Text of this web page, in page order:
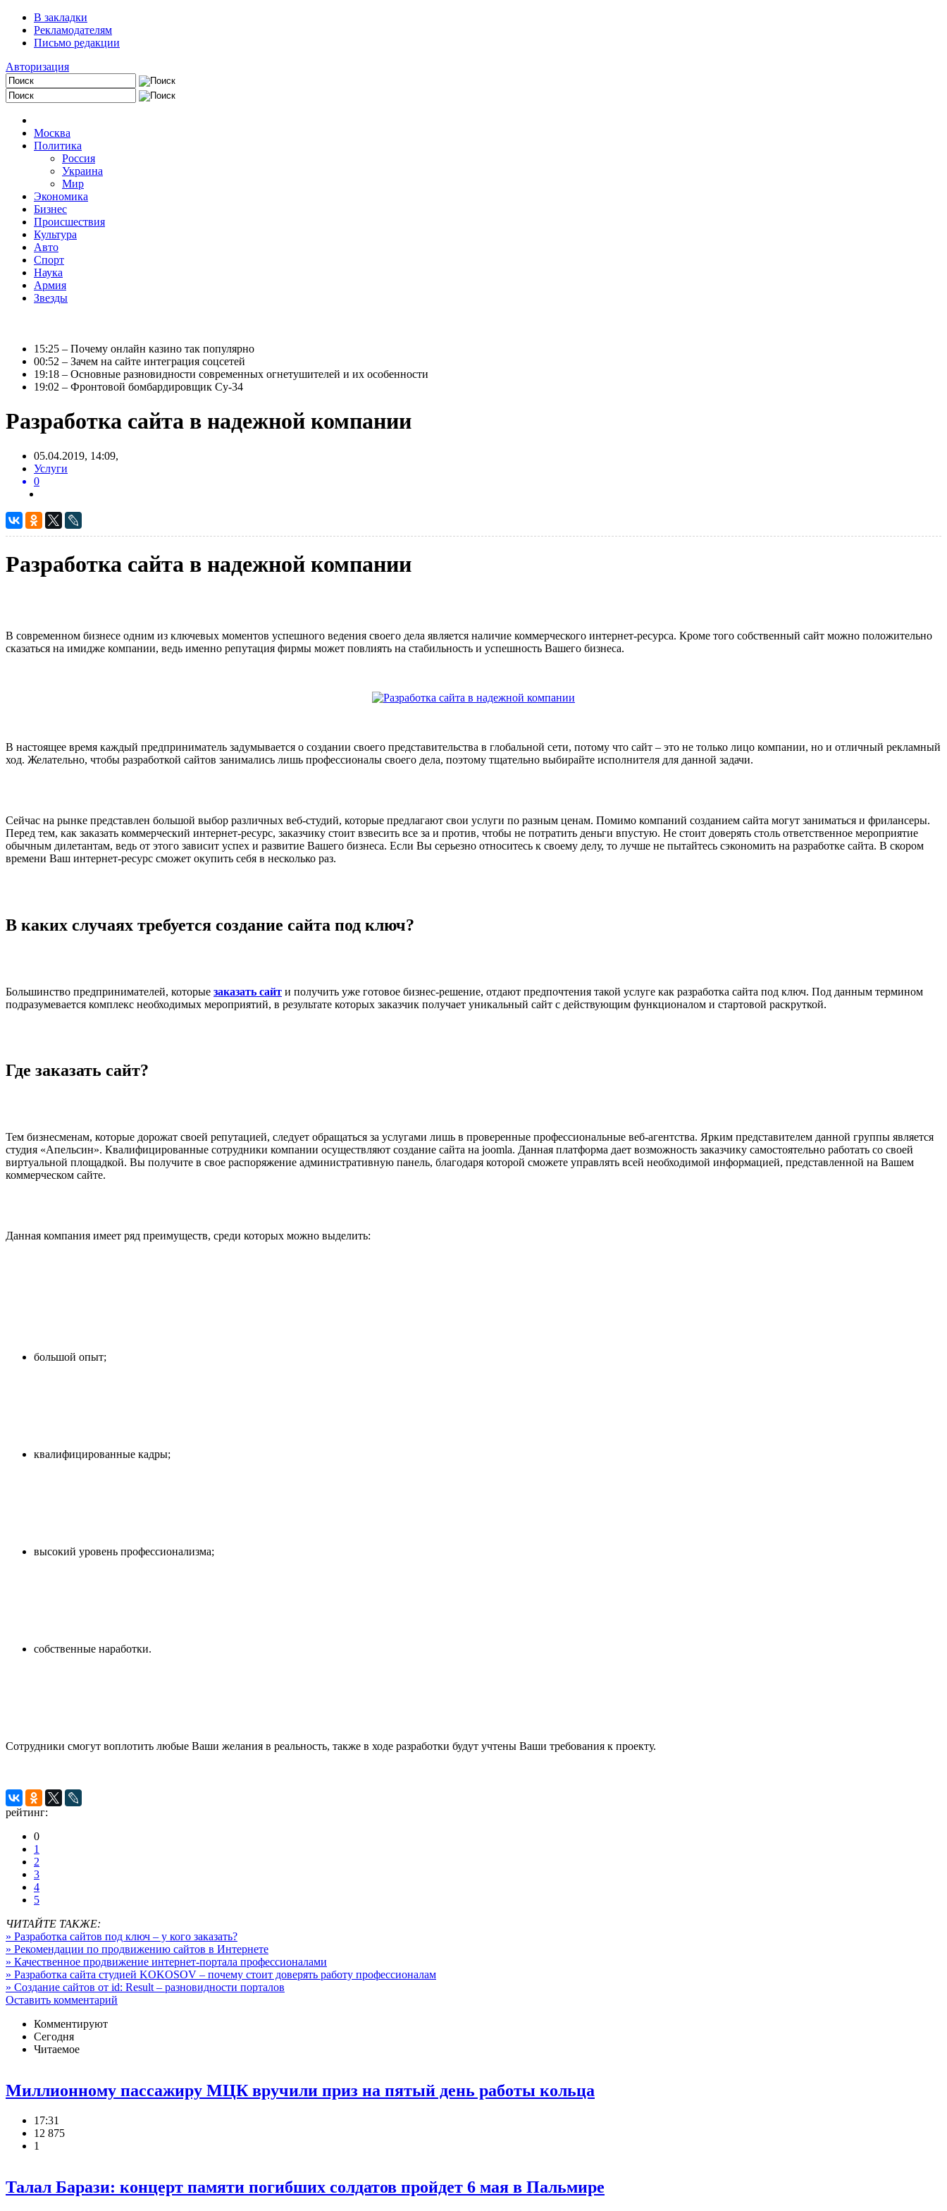
В закладки
Рекламодателям
Письмо редакции
Авторизация
Москва
Политика
Россия
Украина
Мир
Экономика
Бизнес
Происшествия
Культура
Авто
Спорт
Наука
Армия
Звезды
15:25 – Почему онлайн казино так популярно
00:52 – Зачем на сайте интеграция соцсетей
19:18 – Основные разновидности современных огнетушителей и их особенности
19:02 – Фронтовой бомбардировщик Су-34
Разработка сайта в надежной компании
05.04.2019, 14:09,
Услуги
0
Разработка сайта в надежной компании
В современном бизнесе одним из ключевых моментов успешного ведения своего дела является наличие коммерческого интернет-ресурса. Кроме того собственный сайт можно положительно
сказаться на имидже компании, ведь именно репутация фирмы может повлиять на стабильность и успешность Вашего бизнеса.
В настоящее время каждый предприниматель задумывается о создании своего представительства в глобальной сети, потому что сайт – это не только лицо компании, но и отличный рекламный
ход. Желательно, чтобы разработкой сайтов занимались лишь профессионалы своего дела, поэтому тщательно выбирайте исполнителя для данной задачи.
Сейчас на рынке представлен большой выбор различных веб-студий, которые предлагают свои услуги по разным ценам. Помимо компаний созданием сайта могут заниматься и фрилансеры.
Перед тем, как заказать коммерческий интернет-ресурс, заказчику стоит взвесить все за и против, чтобы не потратить деньги впустую. Не стоит доверять столь ответственное мероприятие
обычным дилетантам, ведь от этого зависит успех и развитие Вашего бизнеса. Если Вы серьезно относитесь к своему делу, то лучше не пытайтесь сэкономить на разработке сайта. В скором
времени Ваш интернет-ресурс сможет окупить себя в несколько раз.
В каких случаях требуется создание сайта под ключ?
Большинство предпринимателей, которые заказать сайт и получить уже готовое бизнес-решение, отдают предпочтения такой услуге как разработка сайта под ключ. Под данным термином
подразумевается комплекс необходимых мероприятий, в результате которых заказчик получает уникальный сайт с действующим функционалом и стартовой раскруткой.
Где заказать сайт?
Тем бизнесменам, которые дорожат своей репутацией, следует обращаться за услугами лишь в проверенные профессиональные веб-агентства. Ярким представителем данной группы является
студия «Апельсин». Квалифицированные сотрудники компании осуществляют создание сайта на joomla. Данная платформа дает возможность заказчику самостоятельно работать со своей
виртуальной площадкой. Вы получите в свое распоряжение административную панель, благодаря которой сможете управлять всей необходимой информацией, представленной на Вашем
коммерческом сайте.
Данная компания имеет ряд преимуществ, среди которых можно выделить:
большой опыт;
квалифицированные кадры;
высокий уровень профессионализма;
собственные наработки.
Сотрудники смогут воплотить любые Ваши желания в реальность, также в ходе разработки будут учтены Ваши требования к проекту.
рейтинг:
0
1
2
3
4
5
ЧИТАЙТЕ ТАКЖЕ:
» Разработка сайтов под ключ – у кого заказать?
» Рекомендации по продвижению сайтов в Интернете
» Качественное продвижение интернет-портала профессионалами
» Разработка сайта студией KOKOSOV – почему стоит доверять работу профессионалам
» Создание сайтов от id: Result – разновидности порталов
Оставить комментарий
Комментируют
Сегодня
Читаемое
Миллионному пассажиру МЦК вручили приз на пятый день работы кольца
17:31
12 875
1
Талал Барази: концерт памяти погибших солдатов пройдет 6 мая в Пальмире